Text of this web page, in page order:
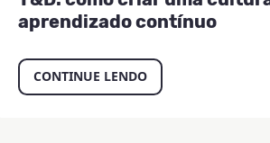
aprendizado contínuo
CONTINUE LENDO